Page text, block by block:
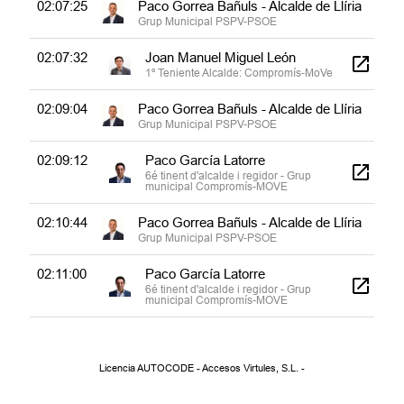
02:07:25 Paco Gorrea Bañuls - Alcalde de Llíria
Grup Municipal PSPV-PSOE
02:07:32 Joan Manuel Miguel León
1º Teniente Alcalde: Compromís-MoVe
02:09:04 Paco Gorrea Bañuls - Alcalde de Llíria
Grup Municipal PSPV-PSOE
02:09:12 Paco García Latorre
6é tinent d'alcalde i regidor - Grup
municipal Compromís-MOVE
02:10:44 Paco Gorrea Bañuls - Alcalde de Llíria
Grup Municipal PSPV-PSOE
02:11:00 Paco García Latorre
6é tinent d'alcalde i regidor - Grup
municipal Compromís-MOVE
Licencia AUTOCODE - Accesos Virtules, S.L. -